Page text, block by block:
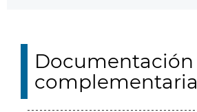
Documentación
complementaria